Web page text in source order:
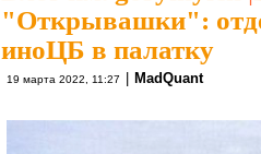
"Открывашки":
иноЦБ в палатку
19 марта 2022, 11:27 MadQuant